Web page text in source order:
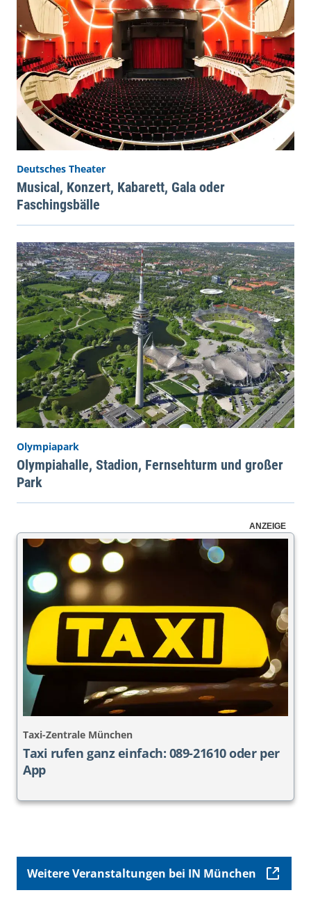
Deutsches Theater
Musical, Konzert, Kabarett, Gala oder
Faschingsbälle
Olympiapark
Olympiahalle, Stadion, Fernsehturm und großer
Park
ANZEIGE
Taxi rufen ganz einfach: 089-21610 oder per
App
Taxi-Zentrale München
Weitere Veranstaltungen bei IN München